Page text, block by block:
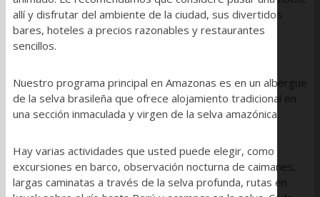
allí y disfrutar del ambiente de la ciudad, sus divertidos
bares, hoteles a precios razonables y restaurantes
sencillos.
Nuestro programa principal en Amazonas es en un albergue
de la selva brasileña que ofrece alojamiento tradicional en
una sección inmaculada y virgen de la selva amazónica.
Hay varias actividades que usted puede elegir, como
excursiones en barco, observación nocturna de caimanes,
largas caminatas a través de la selva profunda, rutas en